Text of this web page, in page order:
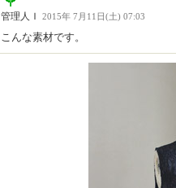
管理人Ｉ 2015年 7月11日(土) 07:03
こんな素材です。